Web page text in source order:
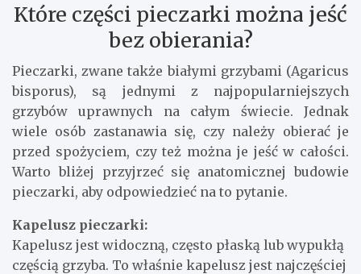
Które części pieczarki można jeść
bez obierania?
Pieczarki, zwane także białymi grzybami (Agaricus
bisporus), są jednymi z najpopularniejszych
grzybów uprawnych na całym świecie. Jednak
wiele osób zastanawia się, czy należy obierać je
przed spożyciem, czy też można je jeść w całości.
Warto bliżej przyjrzeć się anatomicznej budowie
pieczarki, aby odpowiedzieć na to pytanie.
Kapelusz pieczarki:
Kapelusz jest widoczną, często płaską lub wypukłą
częścią grzyba. To właśnie kapelusz jest najczęściej